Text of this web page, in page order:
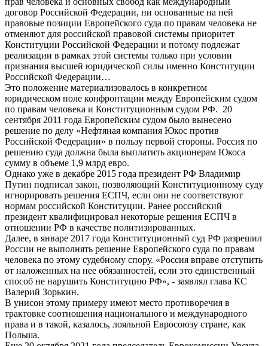
договор Российской Федерации, ни основанные на ней
правовые позиции Европейского суда по правам человека не
отменяют для российской правовой системы приоритет
Конституции Российской Федерации и потому подлежат
реализации в рамках этой системы только при условии
признания высшей юридической силы именно Конституции
Российской Федерации…
Это положение материализовалось в конкретном
юридическом поле конфронтации между Европейским судом
по правам человека и Конституционным судом РФ. 20
сентября 2011 года Европейским судом было вынесено
решение по делу «Нефтяная компания Юкос против
Российской Федерации» в пользу первой стороны. Россия по
решению суда должна была выплатить акционерам Юкоса
сумму в объеме 1,9 млрд евро.
Однако уже в декабре 2015 года президент РФ Владимир
Путин подписал закон, позволяющий Конституционному суду
игнорировать решения ЕСПЧ, если они не соответствуют
нормам российской Конституции. Ранее российский
президент квалифицировал некоторые решения ЕСПЧ в
отношении РФ в качестве политизированных.
Далее, в январе 2017 года Конституционный суд РФ разрешил
России не выполнять решение Европейского суда по правам
человека по этому судебному спору. «Россия вправе отступить
от наложенных на нее обязанностей, если это единственный
способ не нарушить Конституцию РФ», - заявлял глава КС
Валерий Зорькин.
В унисон этому примеру имеют место противоречия в
трактовке соотношения национального и международного
права и в такой, казалось, лояльной Евросоюзу стране, как
Польша.